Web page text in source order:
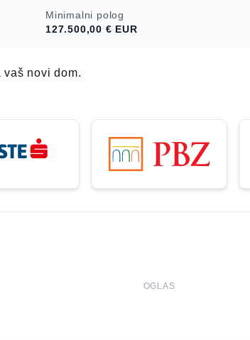
Minimalni polog
127.500,00 € EUR
novi dom.
OGLAS